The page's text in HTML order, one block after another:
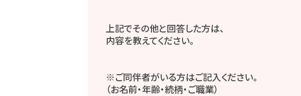
上記でその他と回答した方は、
内容を教えてください。
※ご同伴者がいる方はご記入ください。
（お名前・年齢・続柄・ご職業）